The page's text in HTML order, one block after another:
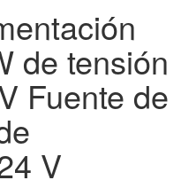
de tensión
Fuente de
V